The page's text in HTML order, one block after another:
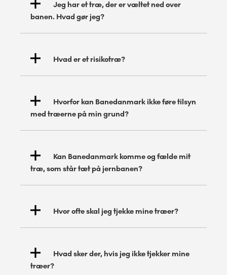
Jeg har et træ, der er væltet ned over
banen. Hvad gør jeg?
Hvad er et risikotræ?
Hvorfor kan Banedanmark ikke føre tilsyn
med træerne på min grund?
Kan Banedanmark komme og fælde mit
træ, som står tæt på jernbanen?
Hvor ofte skal jeg tjekke mine træer?
Hvad sker der, hvis jeg ikke tjekker mine
træer?